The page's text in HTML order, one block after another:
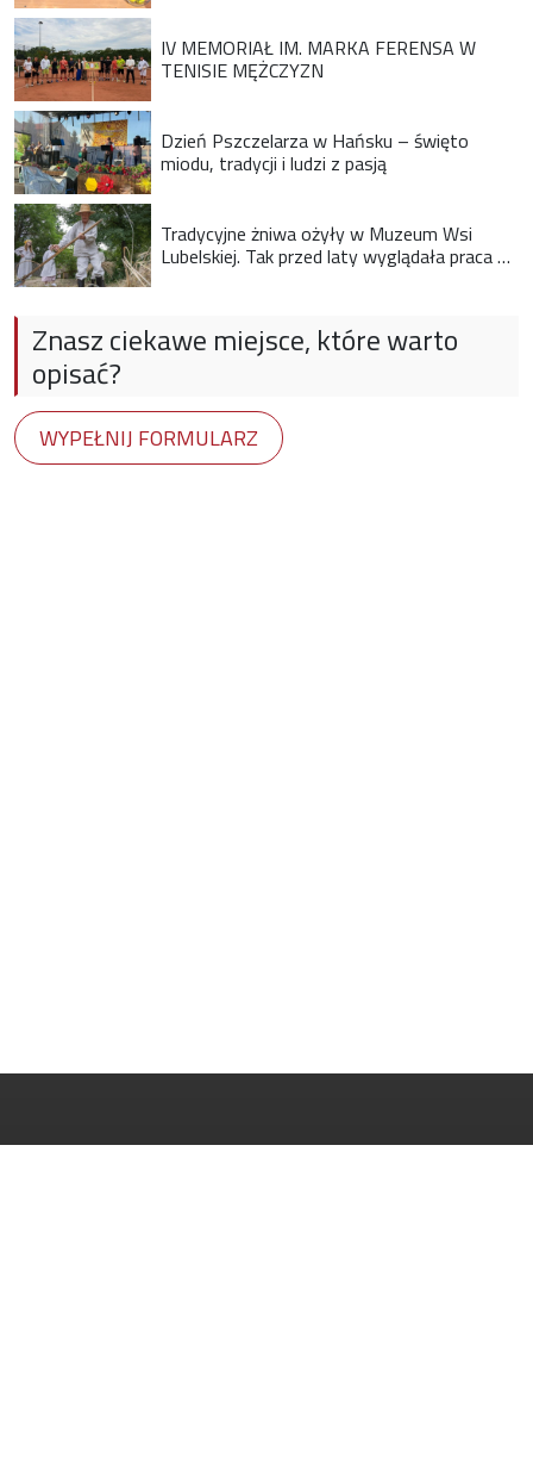
IV MEMORIAŁ IM. MARKA FERENSA W
TENISIE MĘŻCZYZN
Dzień Pszczelarza w Hańsku – święto
miodu, tradycji i ludzi z pasją
Tradycyjne żniwa ożyły w Muzeum Wsi
Lubelskiej. Tak przed laty wyglądała praca na
Znasz ciekawe miejsce, które warto
opisać?
WYPEŁNIJ FORMULARZ